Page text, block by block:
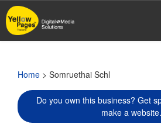
Skip
to
main
Home > Somruethai Schl
Do you own this business? Get
make a website.